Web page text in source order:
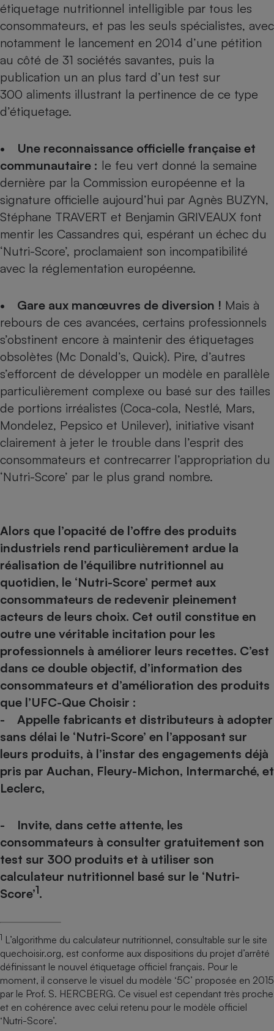
étiquetage nutritionnel intelligible par tous les
consommateurs, et pas les seuls spécialistes, avec
notamment le lancement en 2014 d’une pétition
au côté de 31 sociétés savantes, puis la
publication un an plus tard d’un test sur
300 aliments illustrant la pertinence de ce type
d’étiquetage.
• Une reconnaissance officielle française et
communautaire : le feu vert donné la semaine
dernière par la Commission européenne et la
signature officielle aujourd’hui par Agnès BUZYN,
Stéphane TRAVERT et Benjamin GRIVEAUX font
mentir les Cassandres qui, espérant un échec du
‘Nutri-Score’, proclamaient son incompatibilité
avec la réglementation européenne.
• Gare aux manœuvres de diversion ! Mais à
rebours de ces avancées, certains professionnels
s’obstinent encore à maintenir des étiquetages
obsolètes (Mc Donald’s, Quick). Pire, d’autres
s’efforcent de développer un modèle en parallèle
particulièrement complexe ou basé sur des tailles
de portions irréalistes (Coca-cola, Nestlé, Mars,
Mondelez, Pepsico et Unilever), initiative visant
clairement à jeter le trouble dans l’esprit des
consommateurs et contrecarrer l’appropriation du
‘Nutri-Score’ par le plus grand nombre.
Alors que l’opacité de l’offre des produits
industriels rend particulièrement ardue la
réalisation de l’équilibre nutritionnel au
quotidien, le ‘Nutri-Score’ permet aux
consommateurs de redevenir pleinement
acteurs de leurs choix. Cet outil constitue en
outre une véritable incitation pour les
professionnels à améliorer leurs recettes. C’est
dans ce double objectif, d’information des
consommateurs et d’amélioration des produits
que l’UFC-Que Choisir :
- Appelle fabricants et distributeurs à adopter
sans délai le ‘Nutri-Score’ en l’apposant sur
leurs produits, à l’instar des engagements déjà
pris par Auchan, Fleury-Michon, Intermarché, et
Leclerc,
- Invite, dans cette attente, les
consommateurs à consulter gratuitement son
test sur 300 produits et à utiliser son
calculateur nutritionnel basé sur le ‘Nutri-
Score’1.
1 L’algorithme du calculateur nutritionnel, consultable sur le site
quechoisir.org, est conforme aux dispositions du projet d’arrêté
définissant le nouvel étiquetage officiel français. Pour le
moment, il conserve le visuel du modèle ‘5C’ proposée en 2015
par le Prof. S. HERCBERG. Ce visuel est cependant très proche
et en cohérence avec celui retenu pour le modèle officiel
‘Nutri-Score’.
Climatiseur -
Cafetière à expressos
Robot ménager
Antivirus
Climatiseur -
Ventilateur